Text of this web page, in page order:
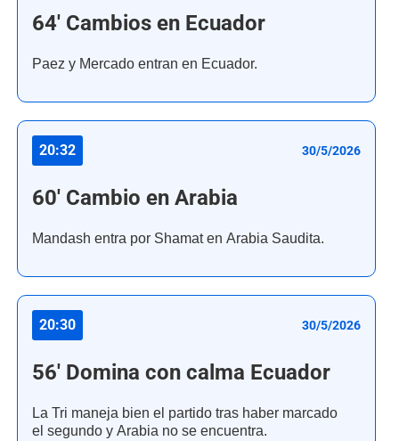
64' Cambios en Ecuador
Paez y Mercado entran en Ecuador.
20:32 30/5/2026
60' Cambio en Arabia
Mandash entra por Shamat en Arabia Saudita.
20:30 30/5/2026
56' Domina con calma Ecuador
La Tri maneja bien el partido tras haber marcado
el segundo y Arabia no se encuentra.